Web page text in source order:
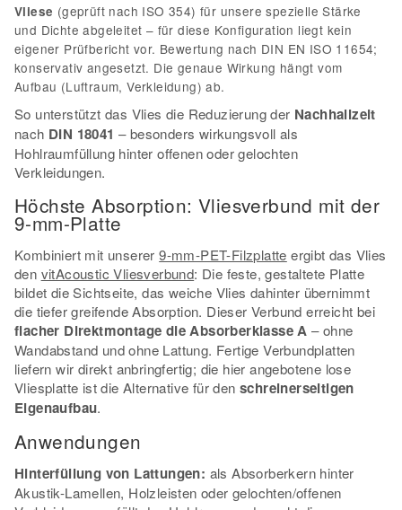
Vliese (geprüft nach ISO 354) für unsere spezielle Stärke
und Dichte abgeleitet – für diese Konfiguration liegt kein
eigener Prüfbericht vor. Bewertung nach DIN EN ISO 11654;
konservativ angesetzt. Die genaue Wirkung hängt vom
Aufbau (Luftraum, Verkleidung) ab.
So unterstützt das Vlies die Reduzierung der Nachhallzeit
nach DIN 18041 – besonders wirkungsvoll als
Hohlraumfüllung hinter offenen oder gelochten
Verkleidungen.
Höchste Absorption: Vliesverbund mit der
9-mm-Platte
Kombiniert mit unserer9-mm-PET-Filzplatte ergibt das Vlies
den vitAcoustic Vliesverbund: Die feste, gestaltete Platte
bildet die Sichtseite, das weiche Vlies dahinter übernimmt
die tiefer greifende Absorption. Dieser Verbund erreicht bei
flacher Direktmontage die Absorberklasse A – ohne
Wandabstand und ohne Lattung. Fertige Verbundplatten
liefern wir direkt anbringfertig; die hier angebotene lose
Vliesplatte ist die Alternative für den schreinerseitigen
Eigenaufbau.
Anwendungen
Hinterfüllung von Lattungen: als Absorberkern hinter
Akustik-Lamellen, Holzleisten oder gelochten/offenen